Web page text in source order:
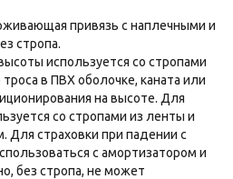
привязь с наплечными и
стропа.
используется со стропами
в ПВХ оболочке, каната или
на высоте. Для
со стропами из ленты и
Для страховки при падении с
с амортизатором и
без стропа, не может